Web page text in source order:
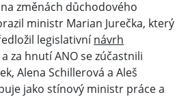
změnách důchodového
ministr Marian Jurečka, který
legislativnínávrh
a za hnutí ANO se zúčastnili
Alena Schillerová a Aleš
jako stínový ministr práce a